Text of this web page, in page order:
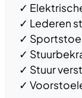
✓
✓ Lederen
✓
✓
✓ Stuur
✓